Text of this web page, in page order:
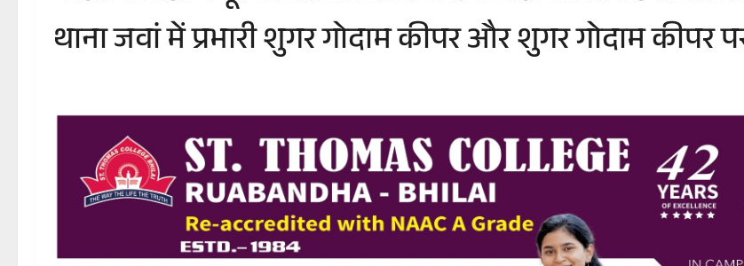
थाना जवां में प्रभारी शुगर गोदाम कीपर और शुगर गोदाम